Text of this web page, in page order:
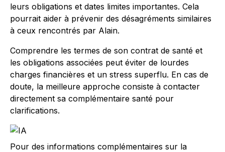
leurs obligations et dates limites importantes. Cela
pourrait aider à prévenir des désagréments similaires
à ceux rencontrés par Alain.
Comprendre les termes de son contrat de santé et
les obligations associées peut éviter de lourdes
charges financières et un stress superflu. En cas de
doute, la meilleure approche consiste à contacter
directement sa complémentaire santé pour
clarifications.
Pour des informations complémentaires sur la